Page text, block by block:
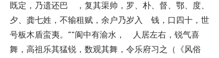
既定，乃遗还巴 ，复其渠帅，罗、朴、督、鄂、度、
夕、龚七姓，不输租赋，余户乃岁入 钱，口四十，世
号板木盾蛮夷。”“阆中有渝水， 人居左右，锐气喜
舞，高祖乐其猛锐，数观其舞，令乐府习之（《风俗